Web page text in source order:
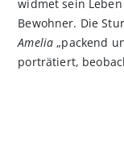
widmet sein
Bewohner. Die
Amelia „packend
porträtiert,